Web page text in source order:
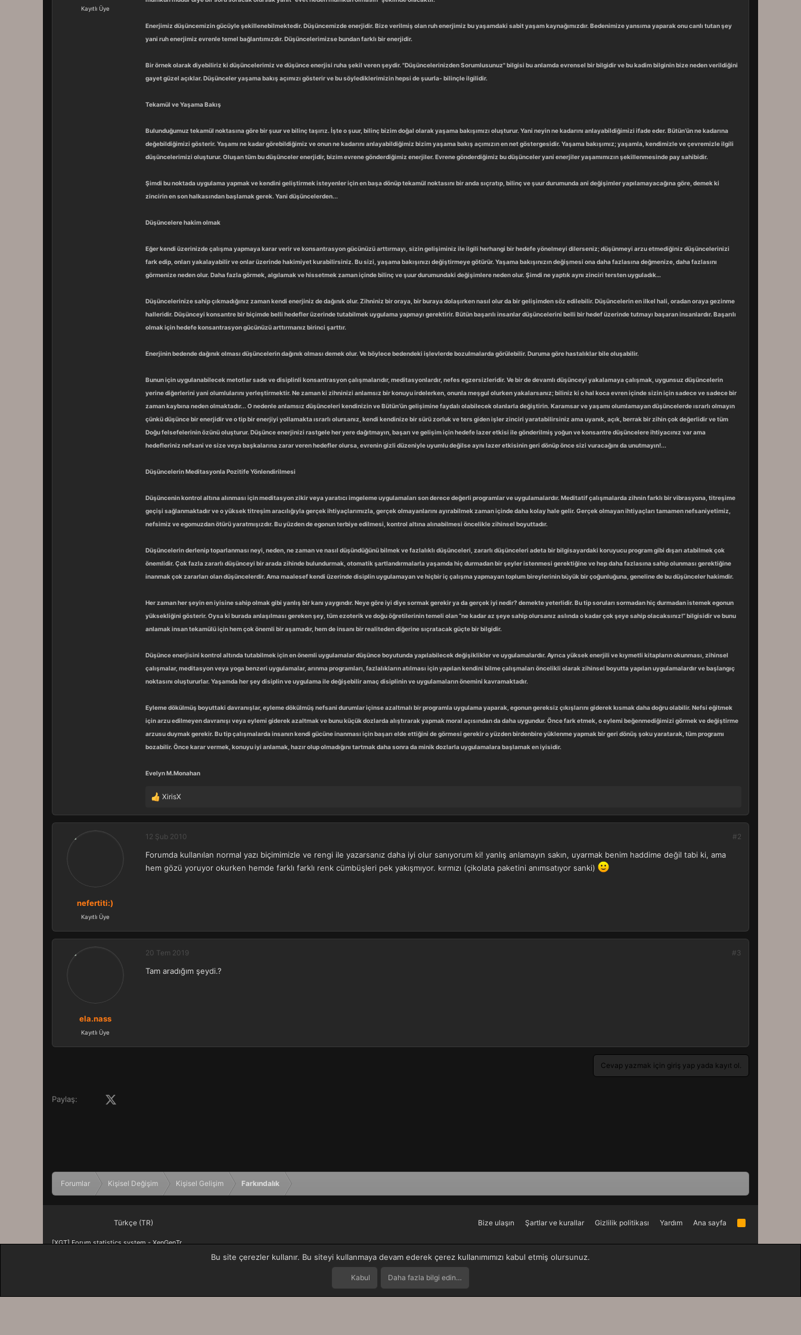
Kayıtlı Üye
Enerjimiz düşüncemizin gücüyle şekillenebilmektedir. Düşüncemizde enerjidir. Bize verilmiş olan ruh enerjimiz bu yaşamdaki sabit yaşam kaynağımızdır. Bedenimize yansıma yaparak onu canlı tutan şey
yani ruh enerjimiz evrenle temel bağlantımızdır. Düşüncelerimizse bundan farklı bir enerjidir.
Bir örnek olarak diyebiliriz ki düşüncelerimiz ve düşünce enerjisi ruha şekil veren şeydir. "Düşüncelerinizden Sorumlusunuz" bilgisi bu anlamda evrensel bir bilgidir ve bu kadim bilginin bize neden verildiğini
gayet güzel açıklar. Düşünceler yaşama bakış açımızı gösterir ve bu söylediklerimizin hepsi de şuurla- bilinçle ilgilidir.
Tekamül ve Yaşama Bakış
Bulunduğumuz tekamül noktasına göre bir şuur ve bilinç taşırız. İşte o şuur, bilinç bizim doğal olarak yaşama bakışımızı oluşturur. Yani neyin ne kadarını anlayabildiğimizi ifade eder. Bütün’ün ne kadarına
değebildiğimizi gösterir. Yaşamı ne kadar görebildiğimiz ve onun ne kadarını anlayabildiğimiz bizim yaşama bakış açımızın en net göstergesidir. Yaşama bakışımız; yaşamla, kendimizle ve çevremizle ilgili
düşüncelerimizi oluşturur. Oluşan tüm bu düşünceler enerjidir, bizim evrene gönderdiğimiz enerjiler. Evrene gönderdiğimiz bu düşünceler yani enerjiler yaşamımızın şekillenmesinde pay sahibidir.
Şimdi bu noktada uygulama yapmak ve kendini geliştirmek isteyenler için en başa dönüp tekamül noktasını bir anda sıçratıp, bilinç ve şuur durumunda ani değişimler yapılamayacağına göre, demek ki
zincirin en son halkasından başlamak gerek. Yani düşüncelerden...
Düşüncelere hakim olmak
Eğer kendi üzerinizde çalışma yapmaya karar verir ve konsantrasyon gücünüzü arttırmayı, sizin gelişiminiz ile ilgili herhangi bir hedefe yönelmeyi dilerseniz; düşünmeyi arzu etmediğiniz düşüncelerinizi
fark edip, onları yakalayabilir ve onlar üzerinde hakimiyet kurabilirsiniz. Bu sizi, yaşama bakışınızı değiştirmeye götürür. Yaşama bakışınızın değişmesi ona daha fazlasına değmenize, daha fazlasını
görmenize neden olur. Daha fazla görmek, algılamak ve hissetmek zaman içinde bilinç ve şuur durumundaki değişimlere neden olur. Şimdi ne yaptık aynı zinciri tersten uyguladık…
Düşüncelerinize sahip çıkmadığınız zaman kendi enerjiniz de dağınık olur. Zihniniz bir oraya, bir buraya dolaşırken nasıl olur da bir gelişimden söz edilebilir. Düşüncelerin en ilkel hali, oradan oraya gezinme
halleridir. Düşünceyi konsantre bir biçimde belli hedefler üzerinde tutabilmek uygulama yapmayı gerektirir. Bütün başarılı insanlar düşüncelerini belli bir hedef üzerinde tutmayı başaran insanlardır. Başarılı
olmak için hedefe konsantrasyon gücünüzü arttırmanız birinci şarttır.
Enerjinin bedende dağınık olması düşüncelerin dağınık olması demek olur. Ve böylece bedendeki işlevlerde bozulmalarda görülebilir. Duruma göre hastalıklar bile oluşabilir.
Bunun için uygulanabilecek metotlar sade ve disiplinli konsantrasyon çalışmalarıdır, meditasyonlardır, nefes egzersizleridir. Ve bir de devamlı düşünceyi yakalamaya çalışmak, uygunsuz düşüncelerin
yerine diğerlerini yani olumlularını yerleştirmektir. Ne zaman ki zihninizi anlamsız bir konuyu irdelerken, onunla meşgul olurken yakalarsanız; biliniz ki o hal koca evren içinde sizin için sadece ve sadece bir
zaman kaybına neden olmaktadır... O nedenle anlamsız düşünceleri kendinizin ve Bütün’ün gelişimine faydalı olabilecek olanlarla değiştirin. Karamsar ve yaşamı olumlamayan düşüncelerde ısrarlı olmayın
çünkü düşünce bir enerjidir ve o tip bir enerjiyi yollamakta ısrarlı olursanız, kendi kendinize bir sürü zorluk ve ters giden işler zinciri yaratabilirsiniz ama uyanık, açık, berrak bir zihin çok değerlidir ve tüm
Doğu felsefelerinin özünü oluşturur. Düşünce enerjinizi rastgele her yere dağıtmayın, başarı ve gelişim için hedefe lazer etkisi ile gönderilmiş yoğun ve konsantre düşüncelere ihtiyacınız var ama
hedefleriniz nefsani ve size veya başkalarına zarar veren hedefler olursa, evrenin gizli düzeniyle uyumlu değilse aynı lazer etkisinin geri dönüp önce sizi vuracağını da unutmayın!...
Düşüncelerin Meditasyonla Pozitife Yönlendirilmesi
Düşüncenin kontrol altına alınması için meditasyon zikir veya yaratıcı imgeleme uygulamaları son derece değerli programlar ve uygulamalardır. Meditatif çalışmalarda zihnin farklı bir vibrasyona, titreşime
geçişi sağlanmaktadır ve o yüksek titreşim aracılığıyla gerçek ihtiyaçlarımızla, gerçek olmayanlarını ayırabilmek zaman içinde daha kolay hale gelir. Gerçek olmayan ihtiyaçları tamamen nefsaniyetimiz,
nefsimiz ve egomuzdan ötürü yaratmışızdır. Bu yüzden de egonun terbiye edilmesi, kontrol altına alınabilmesi öncelikle zihinsel boyuttadır.
Düşüncelerin derlenip toparlanması neyi, neden, ne zaman ve nasıl düşündüğünü bilmek ve fazlalıklı düşünceleri, zararlı düşünceleri adeta bir bilgisayardaki koruyucu program gibi dışarı atabilmek çok
önemlidir. Çok fazla zararlı düşünceyi bir arada zihinde bulundurmak, otomatik şartlandırmalarla yaşamda hiç durmadan bir şeyler istenmesi gerektiğine ve hep daha fazlasına sahip olunması gerektiğine
inanmak çok zararları olan düşüncelerdir. Ama maalesef kendi üzerinde disiplin uygulamayan ve hiçbir iç çalışma yapmayan toplum bireylerinin büyük bir çoğunluğuna, geneline de bu düşünceler hakimdir.
Her zaman her şeyin en iyisine sahip olmak gibi yanlış bir kanı yaygındır. Neye göre iyi diye sormak gerekir ya da gerçek iyi nedir? demekte yeterlidir. Bu tip soruları sormadan hiç durmadan istemek egonun
yüksekliğini gösterir. Oysa ki burada anlaşılması gereken şey, tüm ezoterik ve doğu öğretilerinin temeli olan “ne kadar az şeye sahip olursanız aslında o kadar çok şeye sahip olacaksınız!” bilgisidir ve bunu
anlamak insan tekamülü için hem çok önemli bir aşamadır, hem de insanı bir realiteden diğerine sıçratacak güçte bir bilgidir.
Düşünce enerjisini kontrol altında tutabilmek için en önemli uygulamalar düşünce boyutunda yapılabilecek değişiklikler ve uygulamalardır. Ayrıca yüksek enerjili ve kıymetli kitapların okunması, zihinsel
çalışmalar, meditasyon veya yoga benzeri uygulamalar, arınma programları, fazlalıkların atılması için yapılan kendini bilme çalışmaları öncelikli olarak zihinsel boyutta yapılan uygulamalardır ve başlangıç
noktasını oluştururlar. Yaşamda her şey disiplin ve uygulama ile değişebilir amaç disiplinin ve uygulamaların önemini kavramaktadır.
Eyleme dökülmüş boyuttaki davranışlar, eyleme dökülmüş nefsani durumlar içinse azaltmalı bir programla uygulama yaparak, egonun gereksiz çıkışlarını giderek kısmak daha doğru olabilir. Nefsi eğitmek
için arzu edilmeyen davranışı veya eylemi giderek azaltmak ve bunu küçük dozlarda alıştırarak yapmak moral açısından da daha uygundur. Önce fark etmek, o eylemi beğenmediğimizi görmek ve değiştirme
arzusu duymak gerekir. Bu tip çalışmalarda insanın kendi gücüne inanması için başarı elde ettiğini de görmesi gerekir o yüzden birdenbire yüklenme yapmak bir geri dönüş şoku yaratarak, tüm programı
bozabilir. Önce karar vermek, konuyu iyi anlamak, hazır olup olmadığını tartmak daha sonra da minik dozlarla uygulamalara başlamak en iyisidir.
Evelyn M.Monahan
T
p
k
l
e
XirisX
nefertiti:)
Kayıtlı Üye
12 Şub 2010 #2
Forumda kullanılan normal yazı biçimimizle ve rengi ile yazarsanız daha iyi olur sanıyorum ki! yanlış anlamayın sakın, uyarmak benim haddime değil tabi ki, ama
hem gözü yoruyor okurken hemde farklı farklı renk cümbüşleri pek yakışmıyor. kırmızı (çikolata paketini anımsatıyor sanki)
ela.nass
Kayıtlı Üye
20 Tem 2019 #3
Tam aradığım şeydi.?
Cevap yazmak için giriş yap yada kayıt ol.
Paylaş: Facebook
Forumlar Kişisel Değişim Kişisel Gelişim Farkındalık
Türkçe (TR) Bize ulaşın Şartlar ve kurallar Gizlilik politikası Yardım Ana sayfa
R
[XGT] Forum statistics system- XenGenTr
Bu site çerezler kullanır. Bu siteyi kullanmaya devam ederek çerez kullanımımızı kabul etmiş olursunuz.
Kabul Daha fazla bilgi edin…